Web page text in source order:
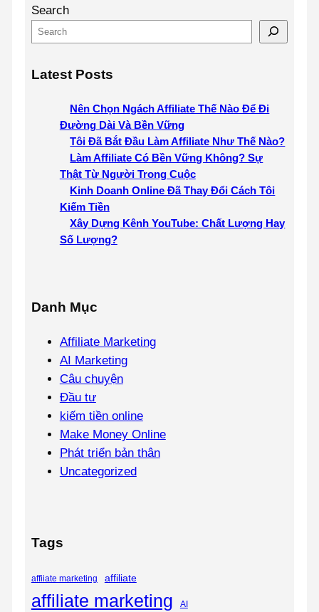
Search
Latest Posts
Nên Chọn Ngách Affiliate Thế Nào Để Đi
Đường Dài Và Bền Vững
Tôi Đã Bắt Đầu Làm Affiliate Như Thế Nào?
Làm Affiliate Có Bền Vững Không? Sự
Thật Từ Người Trong Cuộc
Kinh Doanh Online Đã Thay Đổi Cách Tôi
Kiếm Tiền
Xây Dựng Kênh YouTube: Chất Lượng Hay
Số Lượng?
Danh Mục
Affiliate Marketing
AI Marketing
Câu chuyện
Đầu tư
kiếm tiền online
Make Money Online
Phát triển bản thân
Uncategorized
Tags
affiiate marketing affiliate
affiliate marketing AI